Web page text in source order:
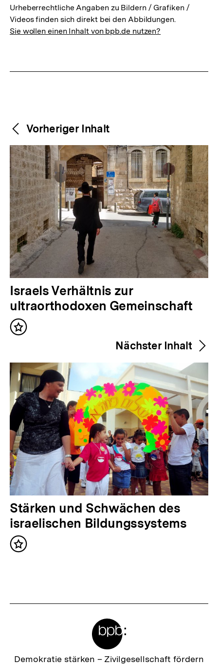
Urheberrechtliche Angaben zu Bildern / Grafiken /
Videos finden sich direkt bei den Abbildungen.
Sie wollen einen Inhalt von bpb.de nutzen?
Weitere
Inhalte
Content-
Navigation
Vorheriger Inhalt
V
o
r
h
r
i
g
e
r
I
n
h
a
l
t
:
Israels Verhältnis zur
ultraorthodoxen Gemeinschaft
Inhalt
Nächster Inhalt
N
ä
c
h
h
Stärken und Schwächen des
israelischen Bildungssystems
Inhalt
Zur
Demokratie stärken – Zivilgesellschaft fördern